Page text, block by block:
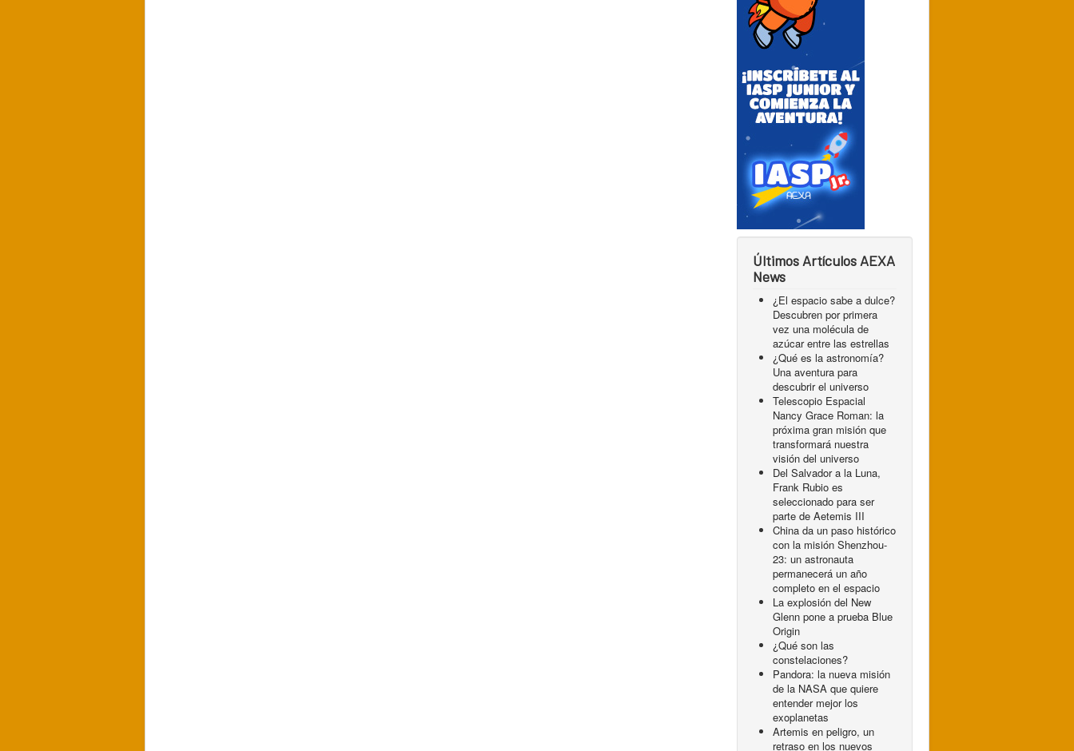
Últimos Artículos AEXA
News
¿El espacio sabe a dulce?
Descubren por primera
vez una molécula de
azúcar entre las estrellas
¿Qué es la astronomía?
Una aventura para
descubrir el universo
Telescopio Espacial
Nancy Grace Roman: la
próxima gran misión que
transformará nuestra
visión del universo
Del Salvador a la Luna,
Frank Rubio es
seleccionado para ser
parte de Aetemis III
China da un paso histórico
con la misión Shenzhou-
23: un astronauta
permanecerá un año
completo en el espacio
La explosión del New
Glenn pone a prueba Blue
Origin
¿Qué son las
constelaciones?
Pandora: la nueva misión
de la NASA que quiere
entender mejor los
exoplanetas
Artemis en peligro, un
retraso en los nuevos